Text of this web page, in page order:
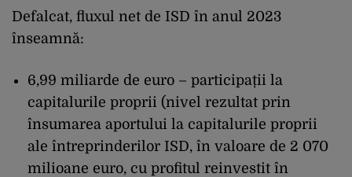
Defalcat, fluxul net de ISD în anul 2023
înseamnă:
6,99 miliarde de euro – participații la
capitalurile proprii (nivel rezultat prin
însumarea aportului la capitalurile proprii
ale întreprinderilor ISD, în valoare de 2 070
milioane euro, cu profitul reinvestit în